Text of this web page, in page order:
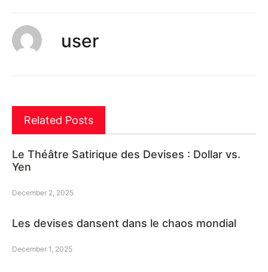
user
Related Posts
Le Théâtre Satirique des Devises : Dollar vs.
Yen
December 2, 2025
Les devises dansent dans le chaos mondial
December 1, 2025